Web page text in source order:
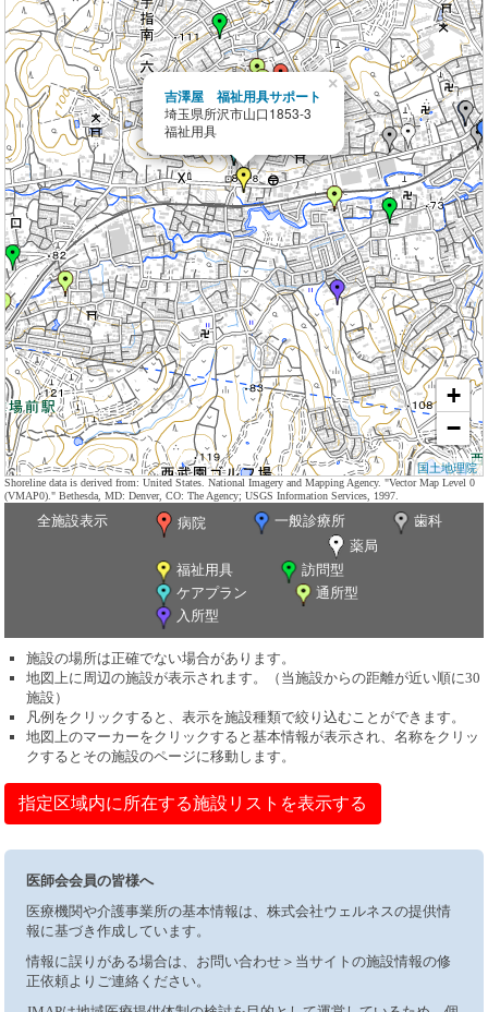
吉澤屋 福祉用具サポート
埼玉県所沢市山口1853-3
福祉用具
×
+
−
国土地理院
Shoreline data is derived from: United States. National Imagery and Mapping Agency. "Vector Map Level 0
(VMAP0)." Bethesda, MD: Denver, CO: The Agency; USGS Information Services, 1997.
全施設表示 病院 一般診療所
歯科
薬局
福祉用具
訪問型
ケアプラン
通所型
入所型
施設の場所は正確でない場合があります。
地図上に周辺の施設が表示されます。（当施設からの距離が近い順に30
施設）
凡例をクリックすると、表示を施設種類で絞り込むことができます。
地図上のマーカーをクリックすると基本情報が表示され、名称をクリッ
クするとその施設のページに移動します。
指定区域内に所在する施設リストを表示する
医師会会員の皆様へ
医療機関や介護事業所の基本情報は、株式会社ウェルネスの提供情
報に基づき作成しています。
情報に誤りがある場合は、お問い合わせ＞当サイトの施設情報の修
正依頼よりご連絡ください。